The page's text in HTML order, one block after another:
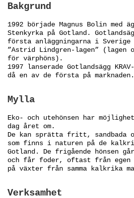
Bakgrund
1992 började Magnus Bolin med
Stenkyrka på Gotland.
första anläggningarna i Sverige
”Astrid Lindgren-lagen” (lagen
för värphöns).
1997 lanserade Gotlandsägg
då en av de första på marknaden.
Mylla
Eko- och utehönsen har
dag året om.
De kan sprätta fritt,
som finns i naturen på de
Gotland. De frigående hönsen
och får foder, oftast från egen
på växter från samma kalkrika
Verksamhet